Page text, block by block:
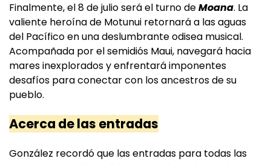
Finalmente, el 8 de julio será el turno deMoana. La
valiente heroína de Motunui retornará a las aguas
del Pacífico en una deslumbrante odisea musical.
Acompañada por el semidiós Maui, navegará hacia
mares inexplorados y enfrentará imponentes
desafíos para conectar con los ancestros de su
pueblo.
Acerca de las entradas
González recordó que las entradas para todas las